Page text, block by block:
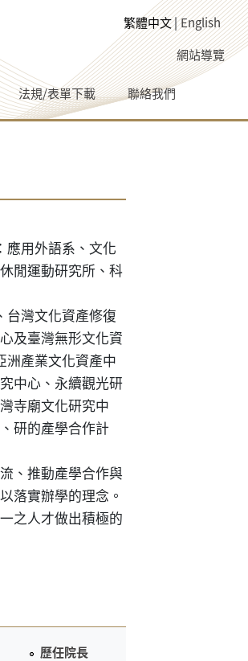
繁體中文 English
網站導覽
法規/表單下載 聯絡我們
應用外語系 、文化
休閒運動研究所 、科
台灣文化資產修復
及臺灣無形文化資
洲產業文化資產中
中心 、 永續觀光研
寺廟文化研究中
研的產學合作計
、推動產學合作與
落實辦學的理念。
之人才做出積極的
歷任院長